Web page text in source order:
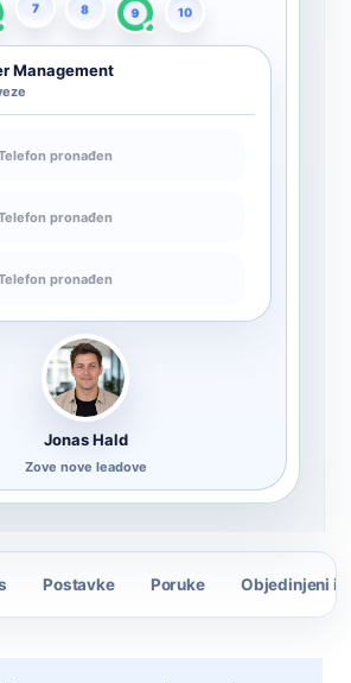
7 8 9 10
Management
pronađen
pronađen
pronađen
Jonas Hald
Zove nove leadove
Postavke Poruke Objedinjeni